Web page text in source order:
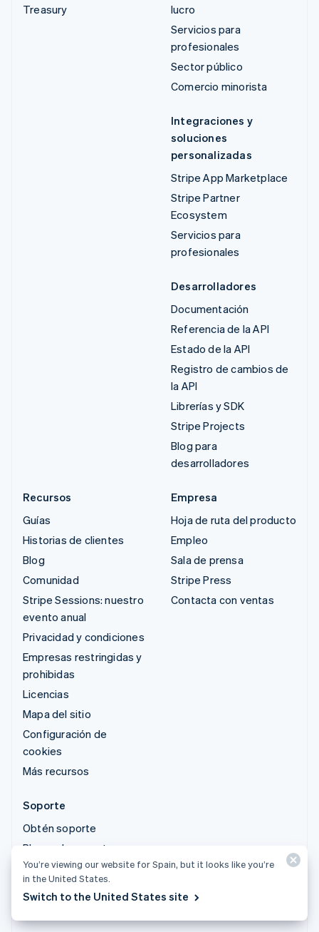
Treasury
lucro
Servicios para
profesionales
Sector público
Comercio minorista
Integraciones y
soluciones
personalizadas
Stripe App Marketplace
Stripe Partner
Ecosystem
Servicios para
profesionales
Desarrolladores
Documentación
Referencia de la API
Estado de la API
Registro de cambios de
la API
Librerías y SDK
Stripe Projects
Blog para
desarrolladores
Recursos
Guías
Historias de clientes
Blog
Comunidad
Stripe Sessions: nuestro
evento anual
Privacidad y condiciones
Empresas restringidas y
prohibidas
Licencias
Mapa del sitio
Configuración de
cookies
Más recursos
Empresa
Hoja de ruta del producto
Empleo
Sala de prensa
Stripe Press
Contacta con ventas
Soporte
Obtén soporte
Planes de soporte
gestionados
© 2026 Stripe, LLC
You’re viewing our website for Spain, but it looks like you’re
in the United States.
Switch to the United States site